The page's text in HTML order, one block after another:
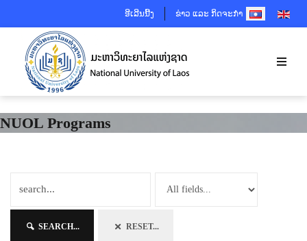
ອີເລີນນີ້ງ ຂ່າວ ແລະ ກິດຈະກຳSELECT YOUR
NUOL Programs
SEARCH... RESET...